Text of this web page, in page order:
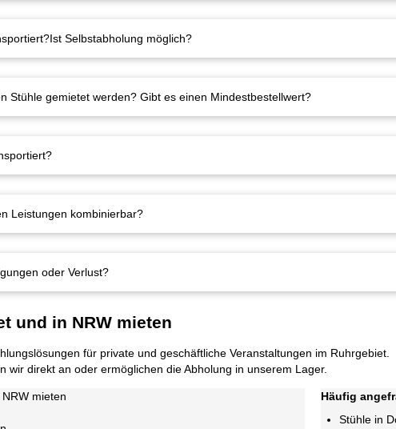
Selbstabholung möglich?
Stühle gemietet werden? Gibt es einen Mindestbestellwert?
Leistungen kombinierbar?
oder Verlust?
und in NRW mieten
für private und geschäftliche Veranstaltungen im Ruhrgebiet.
wir direkt an oder ermöglichen die Abholung in unserem Lager.
mieten
Häufig
Stühle in